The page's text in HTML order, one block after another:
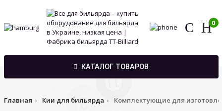
0
КАТАЛОГ ТОВАРОВ
Главная Кии для бильярда Комплектующие для